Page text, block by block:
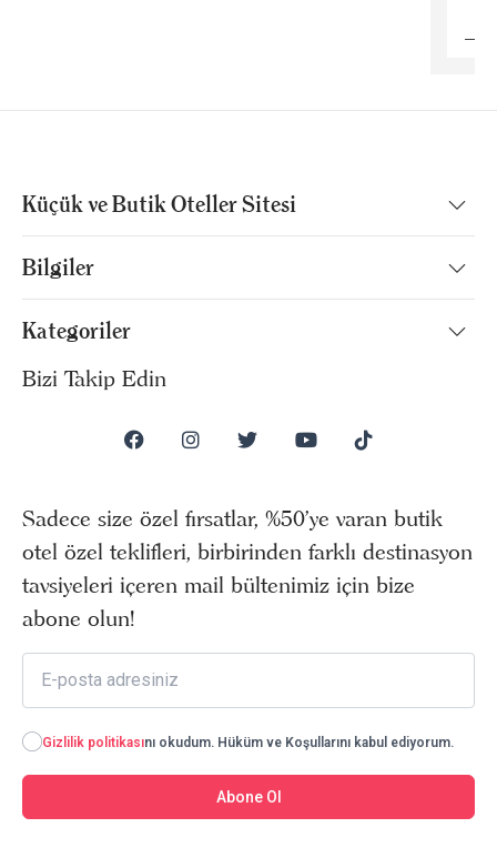
Küçük ve Butik Oteller Sitesi
Bilgiler
Kategoriler
Bizi Takip Edin
Sadece size özel fırsatlar, %50’ye varan butik
otel özel teklifleri, birbirinden farklı destinasyon
tavsiyeleri içeren mail bültenimiz için bize
abone olun!
Gizlilik politikasını okudum. Hüküm ve Koşullarını kabul ediyorum.
Abone Ol